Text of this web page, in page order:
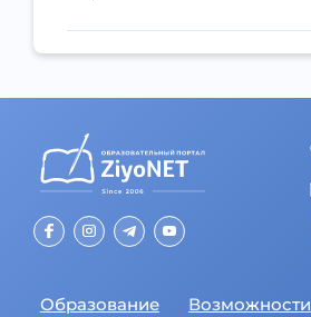
Образование Возможности